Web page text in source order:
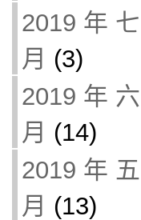
2019 年 七
月 (3)
2019 年 六
月 (14)
2019 年 五
月 (13)